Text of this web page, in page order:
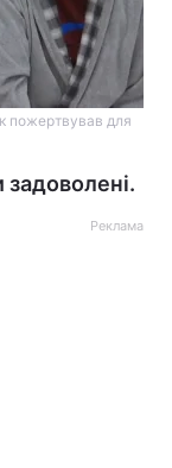
пожертвував для
задоволені.
Реклама